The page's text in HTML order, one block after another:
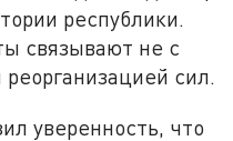
республики.
связывают не с
сил.
уверенность, что